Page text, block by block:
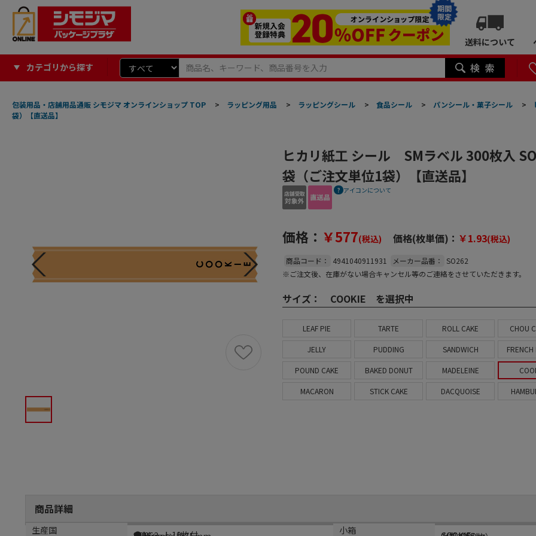
期間
限定
送料について
カテゴリから探す
包装用品・店舗用品通販 シモジマ オンラインショップ TOP > ラッピング用品 > ラッピングシール > 食品シール > パンシール・菓子シール >
袋）【直送品】
ヒカリ紙工 シール SMラベル 300枚入
袋（ご注文単位1袋）【直送品】
アイコンについて
価格： ￥577(税込) 価格(枚単価)： ￥1.93(税込)
商品コード： 4941040911931 メーカー品番：
SO262
※ご注文後、在庫がない場合キャンセル等のご連絡をさせていただきます。
サイズ： COOKIE を選択中
LEAF PIE TARTE ROLL CAKE CHOU
JELLY PUDDING SANDWICH
POUND CAKE BAKED DONUT MADELEINE
MACARON STICK CAKE DACQUOISE
商品詳細
商品説明
メーカー品番 規格
サイズ 材質
生産国 小箱